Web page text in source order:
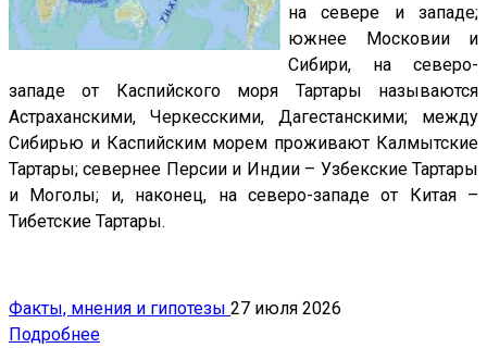
на севере и западе;
южнее Московии и
Сибири, на северо-
западе от Каспийского моря Тартары называются
Астраханскими, Черкесскими, Дагестанскими; между
Сибирью и Каспийским морем проживают Калмытские
Тартары; севернее Персии и Индии – Узбекские Тартары
и Моголы; и, наконец, на северо-западе от Китая –
Тибетские Тартары.
Факты, мнения и гипотезы 27 июля 2026
Подробнее